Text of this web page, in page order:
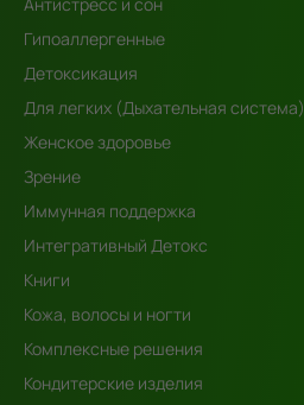
Антистресс и сон
Гипоаллергенные
Детоксикация
Для легких (Дыхательная система)
Женское здоровье
Зрение
Иммунная поддержка
Интегративный Детокс
Книги
Кожа, волосы и ногти
Комплексные решения
Кондитерские изделия